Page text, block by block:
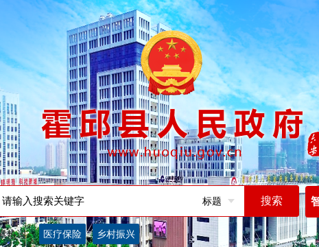
标题
热词： 医疗保险 乡村振兴